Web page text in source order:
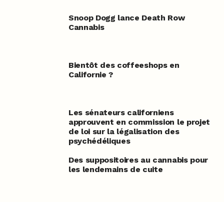
Snoop Dogg lance Death Row
Cannabis
Bientôt des coffeeshops en
Californie ?
Les sénateurs californiens
approuvent en commission le projet
de loi sur la légalisation des
psychédéliques
Des suppositoires au cannabis pour
les lendemains de cuite